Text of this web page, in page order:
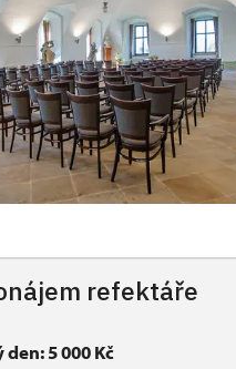
refektáře
5 000 Kč